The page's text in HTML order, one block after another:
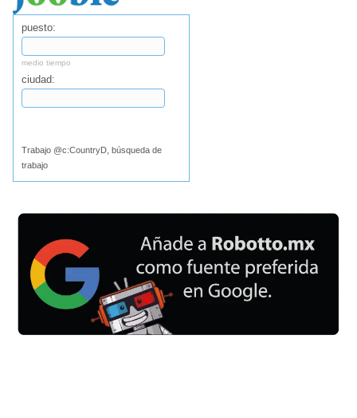
puesto:
medio tiempo
ciudad:
Trabajo @c:CountryD, búsqueda de
trabajo